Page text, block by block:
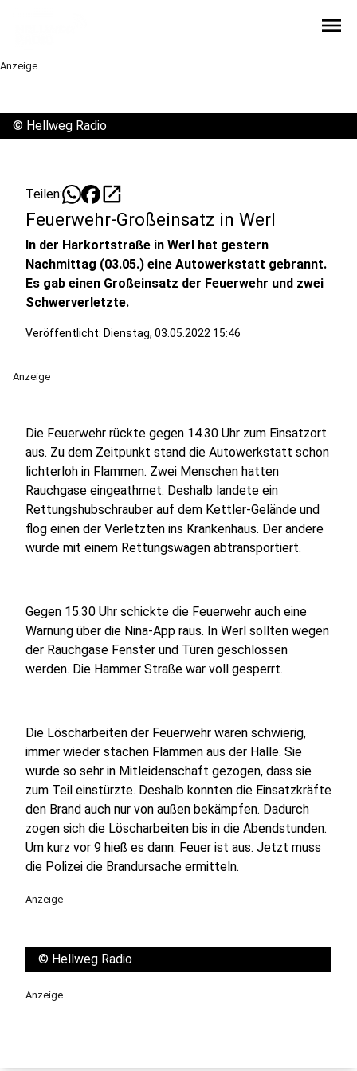
menu
Anzeige
© Hellweg Radio
Teilen: open_in_new
Feuerwehr-Großeinsatz in Werl
In der Harkortstraße in Werl hat gestern
Nachmittag (03.05.) eine Autowerkstatt gebrannt.
Es gab einen Großeinsatz der Feuerwehr und zwei
Schwerverletzte.
Veröffentlicht: Dienstag, 03.05.2022 15:46
Anzeige
Die Feuerwehr rückte gegen 14.30 Uhr zum Einsatzort
aus. Zu dem Zeitpunkt stand die Autowerkstatt schon
lichterloh in Flammen. Zwei Menschen hatten
Rauchgase eingeathmet. Deshalb landete ein
Rettungshubschrauber auf dem Kettler-Gelände und
flog einen der Verletzten ins Krankenhaus. Der andere
wurde mit einem Rettungswagen abtransportiert.
Gegen 15.30 Uhr schickte die Feuerwehr auch eine
Warnung über die Nina-App raus. In Werl sollten wegen
der Rauchgase Fenster und Türen geschlossen
werden. Die Hammer Straße war voll gesperrt.
Die Löscharbeiten der Feuerwehr waren schwierig,
immer wieder stachen Flammen aus der Halle. Sie
wurde so sehr in Mitleidenschaft gezogen, dass sie
zum Teil einstürzte. Deshalb konnten die Einsatzkräfte
den Brand auch nur von außen bekämpfen. Dadurch
zogen sich die Löscharbeiten bis in die Abendstunden.
Um kurz vor 9 hieß es dann: Feuer ist aus. Jetzt muss
die Polizei die Brandursache ermitteln.
Anzeige
© Hellweg Radio
Anzeige